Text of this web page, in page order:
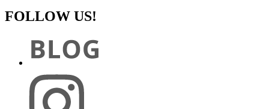
FOLLOW US!